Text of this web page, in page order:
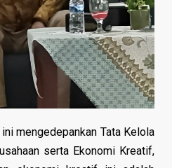
mengedepankan Tata Kelola
serta Ekonomi Kreatif,